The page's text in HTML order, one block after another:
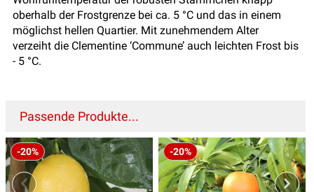
oberhalb der Frostgrenze bei ca. 5 °C und das in einem
möglichst hellen Quartier. Mit zunehmendem Alter
verzeiht die Clementine ‘Commune’ auch leichten Frost bis
- 5 °C.
Passende Produkte...
-20% -20%